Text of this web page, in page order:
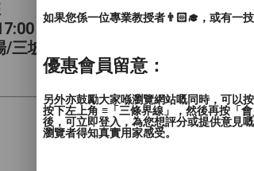
三坡坊遊樂場籃球場
如果您係一位專業教授者👨🏻‍🎓，或有一
優惠會員留意：
另外亦鼓勵大家喺瀏覽網站嘅同時，可以
按下左上角 ≡「三條界線」，然後再按「
後，可立即登入，為您想評分或提供意見
瀏覽者得知真實用家感受。